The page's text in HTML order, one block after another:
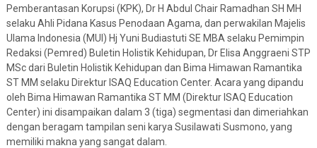
Pemberantasan Korupsi (KPK), Dr H Abdul Chair Ramadhan SH MH
selaku Ahli Pidana Kasus Penodaan Agama, dan perwakilan Majelis
Ulama Indonesia (MUI) Hj Yuni Budiastuti SE MBA selaku Pemimpin
Redaksi (Pemred) Buletin Holistik Kehidupan, Dr Elisa Anggraeni STP
MSc dari Buletin Holistik Kehidupan dan Bima Himawan Ramantika
ST MM selaku Direktur ISAQ Education Center. Acara yang dipandu
oleh Bima Himawan Ramantika ST MM (Direktur ISAQ Education
Center) ini disampaikan dalam 3 (tiga) segmentasi dan dimeriahkan
dengan beragam tampilan seni karya Susilawati Susmono, yang
memiliki makna yang sangat dalam.